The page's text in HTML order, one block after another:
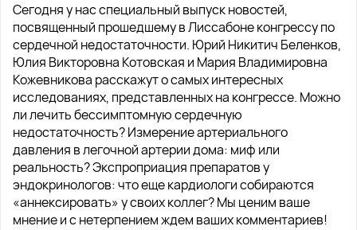
Сегодня у нас специальный выпуск новостей,
посвященный прошедшему в Лиссабоне конгрессу по
сердечной недостаточности. Юрий Никитич Беленков,
Юлия Викторовна Котовская и Мария Владимировна
Кожевникова расскажут о самых интересных
исследованиях, представленных на конгрессе. Можно
ли лечить бессимптомную сердечную
недостаточность? Измерение артериального
давления в легочной артерии дома: миф или
реальность? Экспроприация препаратов у
эндокринологов: что еще кардиологи собираются
«аннексировать» у своих коллег? Мы ценим ваше
мнение и с нетерпением ждем ваших комментариев!